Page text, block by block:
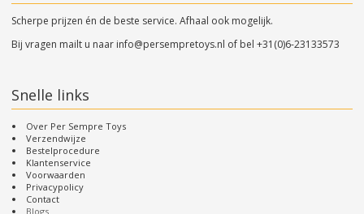
Scherpe prijzen én de beste service. Afhaal ook mogelijk.
Bij vragen mailt u naar info@persempretoys.nl of bel+31(0)6-23133573
Snelle links
Over Per Sempre Toys
Verzendwijze
Bestelprocedure
Klantenservice
Voorwaarden
Privacypolicy
Contact
Blogs